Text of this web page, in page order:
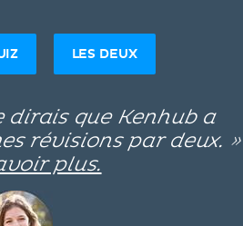
LES DEUX
dirais que Kenhub a
révisions par deux. »
plus.